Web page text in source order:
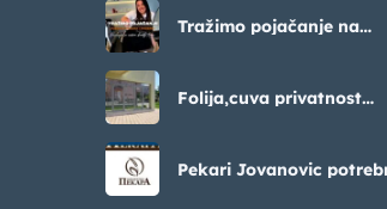
Tražimo pojačanje na
Folija,cuva privatnost
Pekari Jovanovic